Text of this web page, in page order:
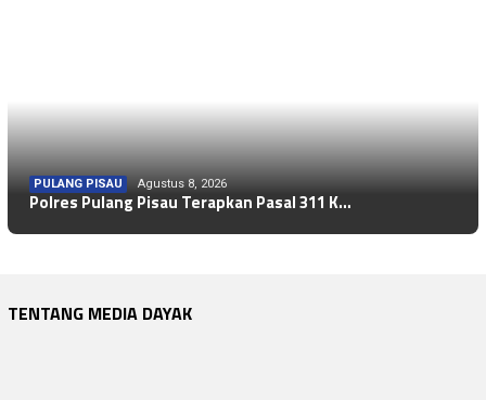
PULANG PISAU Agustus 8, 2026
Polres Pulang Pisau Terapkan Pasal 311 K…
TENTANG MEDIA DAYAK